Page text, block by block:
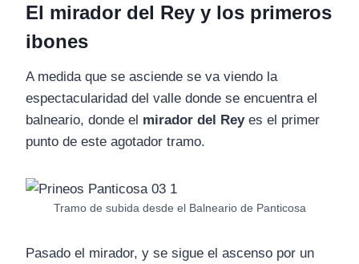
El mirador del Rey y los primeros
ibones
A medida que se asciende se va viendo la
espectacularidad del valle donde se encuentra el
balneario, donde el mirador del Reyes el primer
punto de este agotador tramo.
Tramo de subida desde el Balneario de Panticosa
Pasado el mirador, y se sigue el ascenso por un